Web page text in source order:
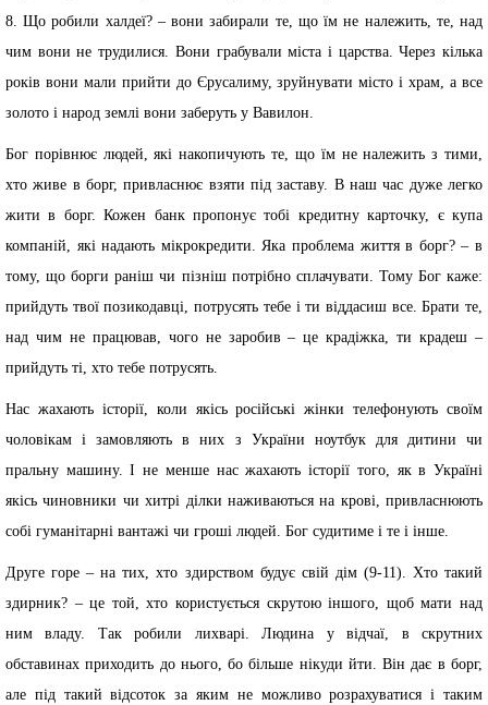
8. Що робили халдеї? – вони забирали те, що їм не належить, те, над
чим вони не трудилися. Вони грабували міста і царства. Через кілька
років вони мали прийти до Єрусалиму, зруйнувати місто і храм, а все
золото і народ землі вони заберуть у Вавилон.
Бог порівнює людей, які накопичують те, що їм не належить з тими,
хто живе в борг, привласнює взяти під заставу. В наш час дуже легко
жити в борг. Кожен банк пропонує тобі кредитну карточку, є купа
компаній, які надають мікрокредити. Яка проблема життя в борг? – в
тому, що борги раніш чи пізніш потрібно сплачувати. Тому Бог каже:
прийдуть твої позикодавці, потрусять тебе і ти віддасиш все. Брати те,
над чим не працював, чого не заробив – це крадіжка, ти крадеш –
прийдуть ті, хто тебе потрусять.
Нас жахають історії, коли якісь російські жінки телефонують своїм
чоловікам і замовляють в них з України ноутбук для дитини чи
пральну машину. І не менше нас жахають історії того, як в Україні
якісь чиновники чи хитрі ділки наживаються на крові, привласнюють
собі гуманітарні вантажі чи гроші людей. Бог судитиме і те і інше.
Друге горе – на тих, хто здирством будує свій дім (9-11). Хто такий
здирник? – це той, хто користується скрутою іншого, щоб мати над
ним владу. Так робили лихварі. Людина у відчаї, в скрутних
обставинах приходить до нього, бо більше нікуди йти. Він дає в борг,
але під такий відсоток за яким не можливо розрахуватися і таким